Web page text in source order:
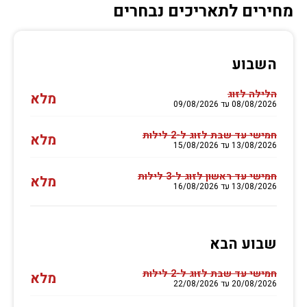
מחירים לתאריכים נבחרים
השבוע
הלילה לזוג
08/08/2026 עד 09/08/2026 מלא
חמישי עד שבת לזוג ל-2 לילות
13/08/2026 עד 15/08/2026 מלא
חמישי עד ראשון לזוג ל-3 לילות
13/08/2026 עד 16/08/2026 מלא
שבוע הבא
חמישי עד שבת לזוג ל-2 לילות
20/08/2026 עד 22/08/2026 מלא